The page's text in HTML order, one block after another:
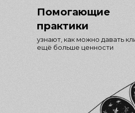
Помогающие
практики
узнают, как можно давать
ещё больше ценности